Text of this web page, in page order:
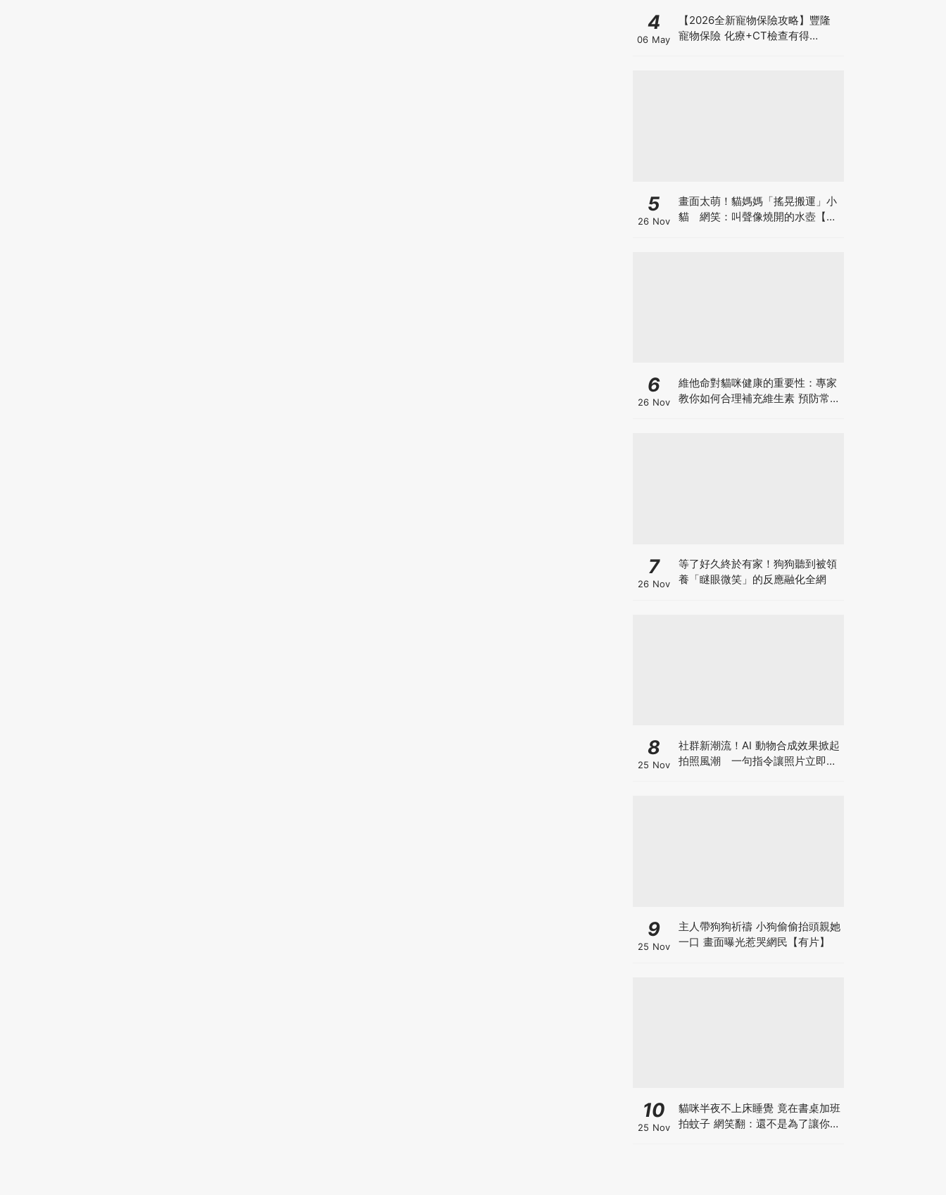
4
06 May
【2026全新寵物保險攻略】豐隆
寵物保險 化療+CT檢查有得
5
26 Nov
畫面太萌！貓媽媽「搖晃搬運」小
貓 網笑：叫聲像燒開的水壺【有
6
26 Nov
維他命對貓咪健康的重要性：專家
教你如何合理補充維生素 預防常見
7
26 Nov
等了好久終於有家！狗狗聽到被領
養「瞇眼微笑」的反應融化全網
8
25 Nov
社群新潮流！AI 動物合成效果掀起
拍照風潮 一句指令讓照片立即升
9
25 Nov
主人帶狗狗祈禱 小狗偷偷抬頭親她
一口 畫面曝光惹哭網民【有片】
10
25 Nov
貓咪半夜不上床睡覺 竟在書桌加班
拍蚊子 網笑翻：還不是為了讓你睡